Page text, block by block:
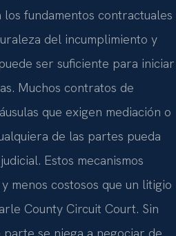
fundamentos contractuales
del incumplimiento y
ser suficiente para iniciar
Muchos contratos de
que exigen mediación o
de las partes pueda
Estos mecanismos
menos costosos que un litigio
County Circuit Court. Sin
se niega a negociar de